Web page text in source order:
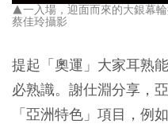
▲一入場，迎面而來的大銀幕
蔡佳玲攝影
提起「奧運」大家耳熟
必熟識。謝仕淵分享，
「亞洲特色」項目，例